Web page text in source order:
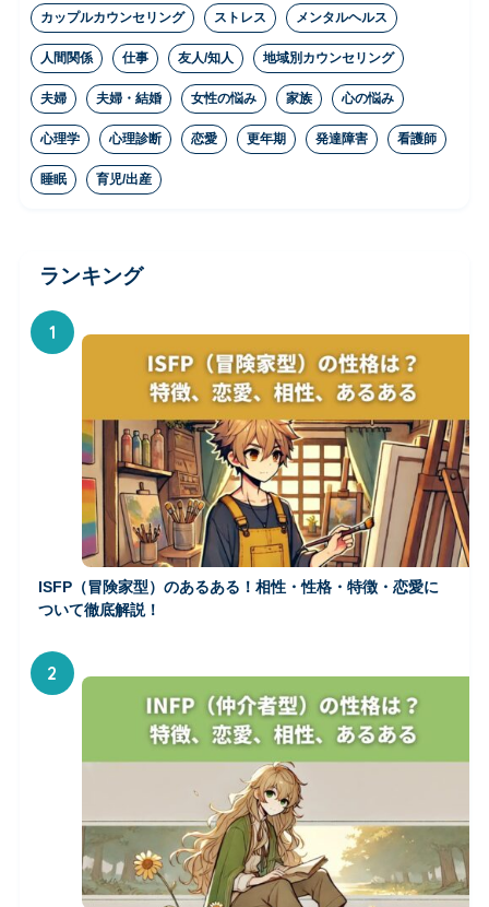
カップルカウンセリング ストレス メンタルヘルス
人間関係 仕事 友人/知人 地域別カウンセリング
夫婦 夫婦・結婚 女性の悩み 家族 心の悩み
心理学 心理診断 恋愛 更年期 発達障害 看護師
睡眠 育児/出産
ランキング
1
ISFP（冒険家型）のあるある！相性・性格・特徴・恋愛に
ついて徹底解説！
2